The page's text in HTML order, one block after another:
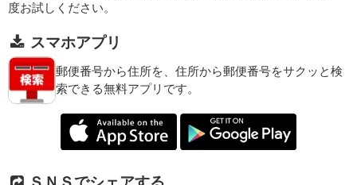
度お試しください。
スマホアプリ
郵便番号から住所を、住所から郵便番号をサクッと検
索できる無料アプリです。